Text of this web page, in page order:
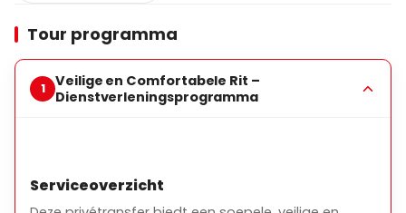
Voor onze gasten die met het vliegtuig naar
Cappadocië komen, hebben we zowel eenrichtings-
als tweerichtings (retour) privé- of
standaardluchthaventransfers beschikbaar, zowel
Er is misschien geen standaard
Tour programma
Veilige en Comfortabele Rit –
Dienstverleningsprogramma
Serviceoverzicht